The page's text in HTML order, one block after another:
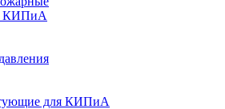
КИПиА
для КИПиА